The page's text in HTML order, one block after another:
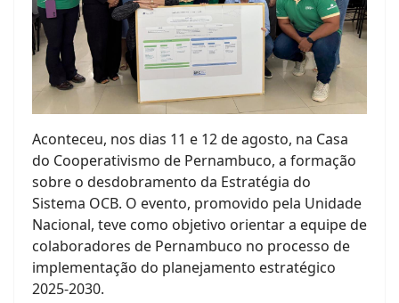
Aconteceu, nos dias 11 e 12 de agosto, na Casa
do Cooperativismo de Pernambuco, a formação
sobre o desdobramento da Estratégia do
Sistema OCB. O evento, promovido pela Unidade
Nacional, teve como objetivo orientar a equipe de
colaboradores de Pernambuco no processo de
implementação do planejamento estratégico
2025-2030.